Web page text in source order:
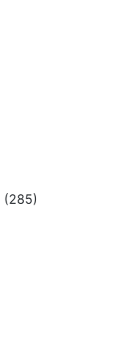
(285)